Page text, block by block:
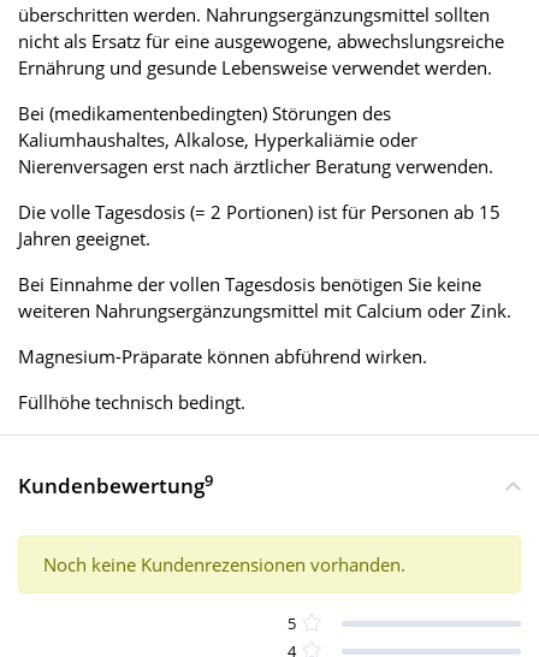
überschritten werden. Nahrungsergänzungsmittel sollten
nicht als Ersatz für eine ausgewogene, abwechslungsreiche
Ernährung und gesunde Lebensweise verwendet werden.
Bei (medikamentenbedingten) Störungen des
Kaliumhaushaltes, Alkalose, Hyperkaliämie oder
Nierenversagen erst nach ärztlicher Beratung verwenden.
Die volle Tagesdosis (= 2 Portionen) ist für Personen ab 15
Jahren geeignet.
Bei Einnahme der vollen Tagesdosis benötigen Sie keine
weiteren Nahrungsergänzungsmittel mit Calcium oder Zink.
Magnesium-Präparate können abführend wirken.
Füllhöhe technisch bedingt.
Kundenbewertung9
Noch keine Kundenrezensionen vorhanden.
5
4